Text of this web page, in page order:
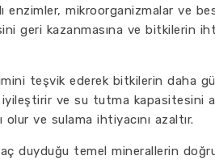
mikroorganizmalar ve
geri kazanmasına ve bitkilerin
teşvik ederek bitkilerin daha
iyileştirir ve su tutma kapasitesini
ve sulama ihtiyacını azaltır.
duyduğu temel minerallerin doğru